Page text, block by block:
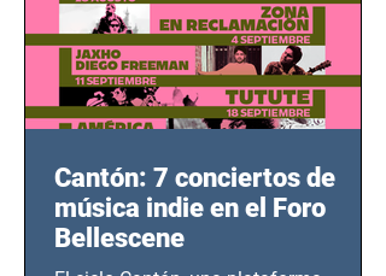
Cantón: 7 conciertos de
música indie en el Foro
Bellescene